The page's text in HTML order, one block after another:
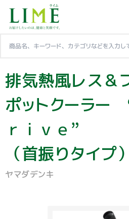
排気熱風レス＆
ポットクーラー
ｒｉｖｅ”
（首振りタイプ）
ヤマダデンキ